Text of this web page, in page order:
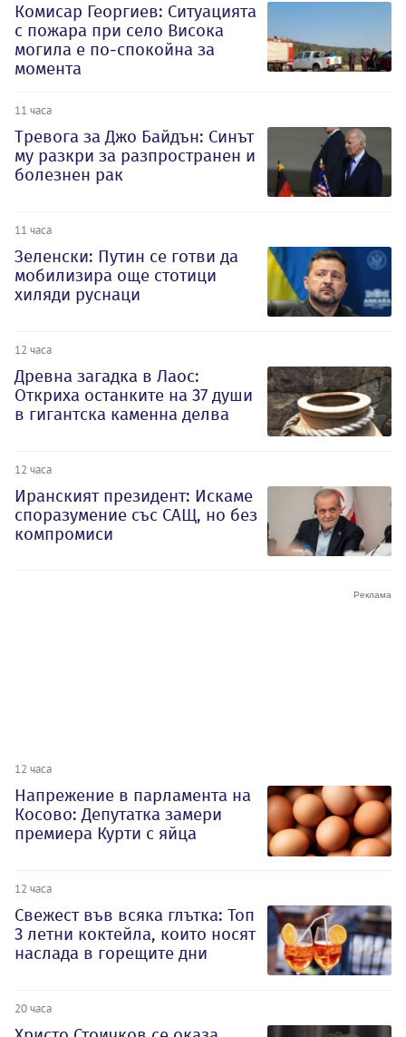
Комисар Георгиев: Ситуацията
с пожара при село Висока
могила е по-спокойна за
момента
11 часа
Тревога за Джо Байдън: Синът
му разкри за разпространен и
болезнен рак
11 часа
Зеленски: Путин се готви да
мобилизира още стотици
хиляди руснаци
12 часа
Древна загадка в Лаос:
Откриха останките на 37 души
в гигантска каменна делва
12 часа
Иранският президент: Искаме
споразумение със САЩ, но без
компромиси
12 часа
Напрежение в парламента на
Косово: Депутатка замери
премиера Курти с яйца
12 часа
Свежест във всяка глътка: Топ
3 летни коктейла, които носят
наслада в горещите дни
20 часа